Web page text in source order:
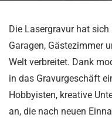
Die Lasergravur hat
Garagen, Gästezimmer
Welt verbreitet. Dank
in das Gravurgeschäft
Hobbyisten, kreative
an, die nach neuen